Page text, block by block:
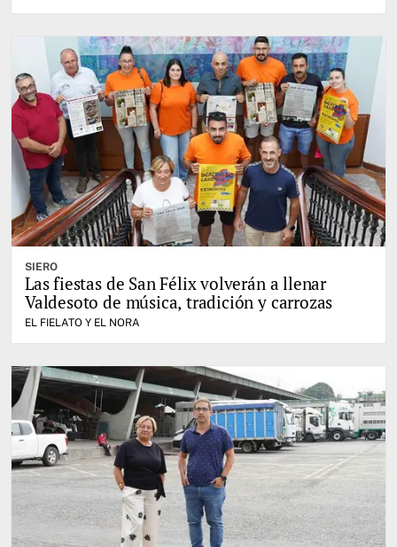
SIERO
Las fiestas de San Félix volverán a llenar
Valdesoto de música, tradición y carrozas
EL FIELATO Y EL NORA